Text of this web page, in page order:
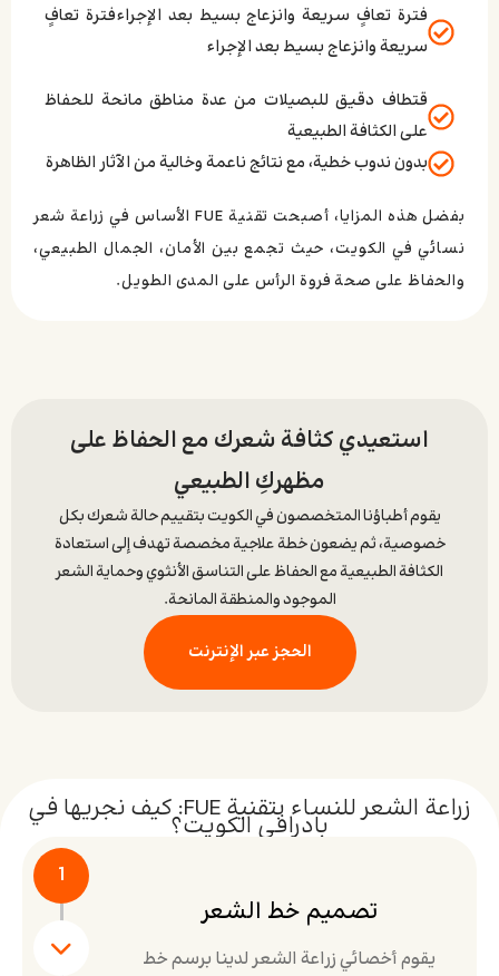
فترة تعافٍ سريعة وانزعاج بسيط بعد الإجراءفترة تعافٍ
سريعة وانزعاج بسيط بعد الإجراء
قتطاف دقيق للبصيلات من عدة مناطق مانحة للحفاظ
على الكثافة الطبيعية
بدون ندوب خطية، مع نتائج ناعمة وخالية من الآثار الظاهرة
بفضل هذه المزايا، أصبحت تقنية FUE الأساس في زراعة شعر
نسائي في الكويت، حيث تجمع بين الأمان، الجمال الطبيعي،
والحفاظ على صحة فروة الرأس على المدى الطويل.
استعيدي كثافة شعرك مع الحفاظ على
مظهركِ الطبيعي
يقوم أطباؤنا المتخصصون في الكويت بتقييم حالة شعرك بكل
خصوصية، ثم يضعون خطة علاجية مخصصة تهدف إلى استعادة
الكثافة الطبيعية مع الحفاظ على التناسق الأنثوي وحماية الشعر
الموجود والمنطقة المانحة.
الحجز عبر الإنترنت
زراعة الشعر للنساء بتقنية FUE: كيف نجريها فيبادرافي الكويت؟
تصميم خط الشعر
يقوم أخصائي زراعة الشعر لدينا برسم خط
1